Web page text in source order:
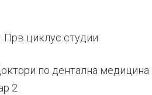
Прв циклус студии
по дентална медицина
2